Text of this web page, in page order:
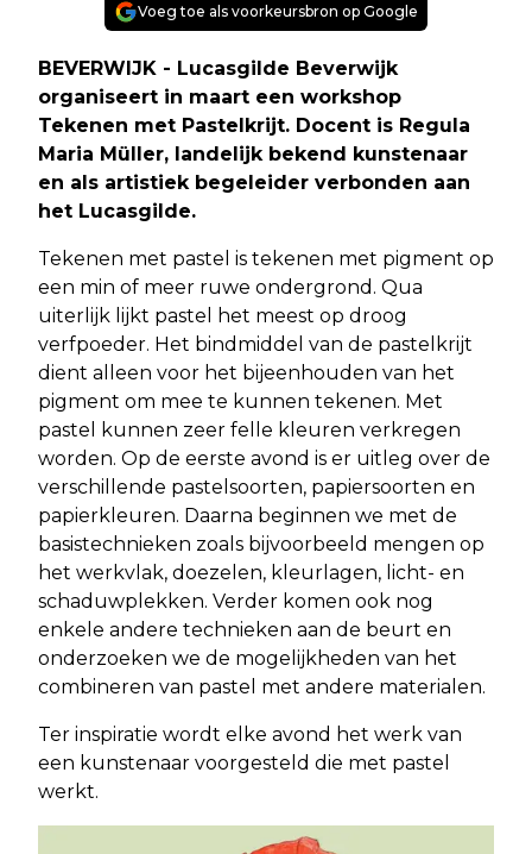
Voeg toe als voorkeursbron op Google
BEVERWIJK - Lucasgilde Beverwijk
organiseert in maart een workshop
Tekenen met Pastelkrijt. Docent is Regula
Maria Müller, landelijk bekend kunstenaar
en als artistiek begeleider verbonden aan
het Lucasgilde.
Tekenen met pastel is tekenen met pigment op
een min of meer ruwe ondergrond. Qua
uiterlijk lijkt pastel het meest op droog
verfpoeder. Het bindmiddel van de pastelkrijt
dient alleen voor het bijeenhouden van het
pigment om mee te kunnen tekenen. Met
pastel kunnen zeer felle kleuren verkregen
worden. Op de eerste avond is er uitleg over de
verschillende pastelsoorten, papiersoorten en
papierkleuren. Daarna beginnen we met de
basistechnieken zoals bijvoorbeeld mengen op
het werkvlak, doezelen, kleurlagen, licht- en
schaduwplekken. Verder komen ook nog
enkele andere technieken aan de beurt en
onderzoeken we de mogelijkheden van het
combineren van pastel met andere materialen.
Ter inspiratie wordt elke avond het werk van
een kunstenaar voorgesteld die met pastel
werkt.